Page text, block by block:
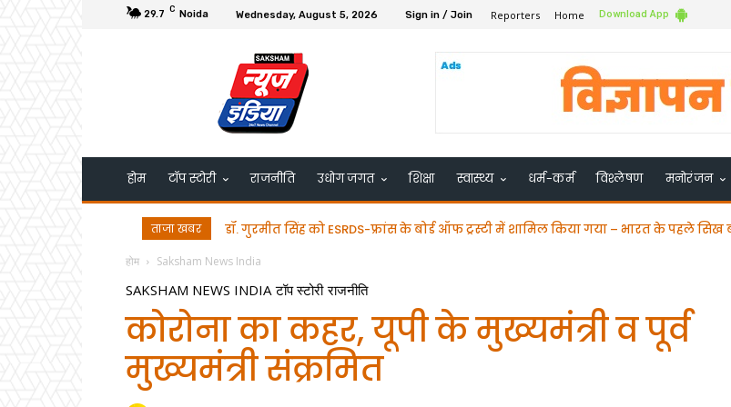
29.7 C Noida Wednesday, August 5, 2026 Sign in / Join Reporters Home Download App
होम टॉप स्टोरी राजनीति उधोग जगत शिक्षा स्वास्थ्य धर्म-कर्म विश्लेषण मनोरंजन
ताजा खबर डॉ. गुरमीत सिंह को ESRDS-फ्रांस के बोर्ड ऑफ ट्रस्टी में शामिल किया गया – भारत के पहले सिख बने
भाजपा प्रत्याशी अतुल भातखलकर ने भरी चुनावी हुंकार समर्थको के साथ नामंकन दाखिल किया
होम Saksham News India
SAKSHAM NEWS INDIA टॉप स्टोरी राजनीति
कोरोना का कहर, यूपी के मुख्यमंत्री व पूर्व
मुख्यमंत्री संक्रमित